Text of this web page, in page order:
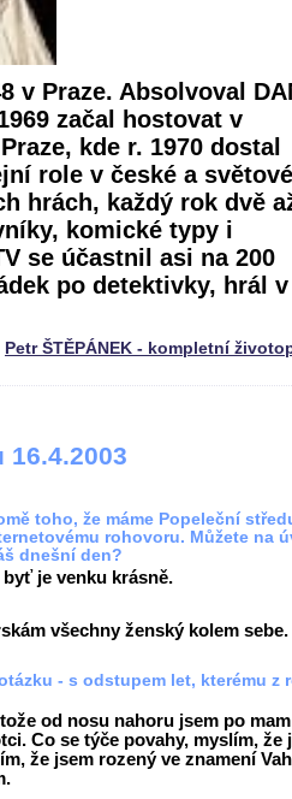
v Praze. Absolvoval
začal hostovat v
kde r. 1970 dostal
role v české a světové
hrách, každý rok dvě
komické typy i
se účastnil asi na 200
po detektivky, hrál v
Petr ŠTĚPÁNEK - kompletní
16.4.2003
toho, že máme Popeleční
rohovoru. Můžete na
dnešní den?
je venku krásně.
všechny ženský kolem
- s odstupem let, kterému z
od nosu nahoru jsem po
Co se týče povahy, myslím, že
že jsem rozený ve znamení